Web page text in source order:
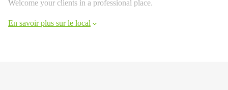
Welcome your clients in a professional place.
En savoir plus sur le local